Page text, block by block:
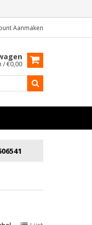
Aanmaken
/ €0,00